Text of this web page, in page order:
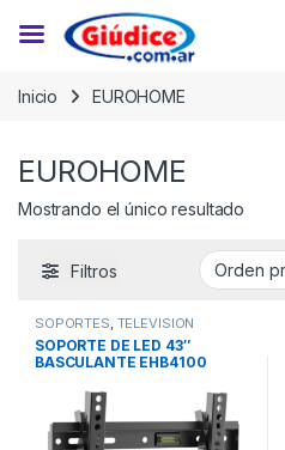
Inicio EUROHOME
EUROHOME
Mostrando el único resultado
Filtros
SOPORTES, TELEVISION
SOPORTE DE LED 43″
BASCULANTE EHB4100